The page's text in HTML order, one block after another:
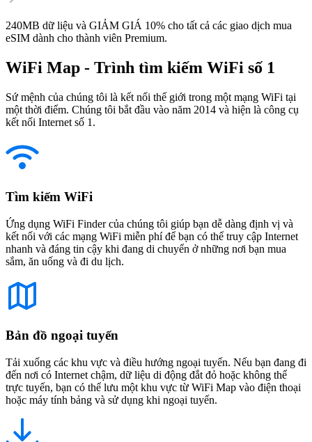
240MB dữ liệu và GIẢM GIÁ 10% cho tất cả các giao dịch mua
eSIM dành cho thành viên Premium.
WiFi Map - Trình tìm kiếm WiFi số 1
Sứ mệnh của chúng tôi là kết nối thế giới trong một mạng WiFi tại
một thời điểm. Chúng tôi bắt đầu vào năm 2014 và hiện là công cụ
kết nối Internet số 1.
Tìm kiếm WiFi
Ứng dụng WiFi Finder của chúng tôi giúp bạn dễ dàng định vị và
kết nối với các mạng WiFi miễn phí để bạn có thể truy cập Internet
nhanh và đáng tin cậy khi đang di chuyển ở những nơi bạn mua
sắm, ăn uống và đi du lịch.
Bản đồ ngoại tuyến
Tải xuống các khu vực và điều hướng ngoại tuyến. Nếu bạn đang đi
đến nơi có Internet chậm, dữ liệu di động đắt đỏ hoặc không thể
trực tuyến, bạn có thể lưu một khu vực từ WiFi Map vào điện thoại
hoặc máy tính bảng và sử dụng khi ngoại tuyến.